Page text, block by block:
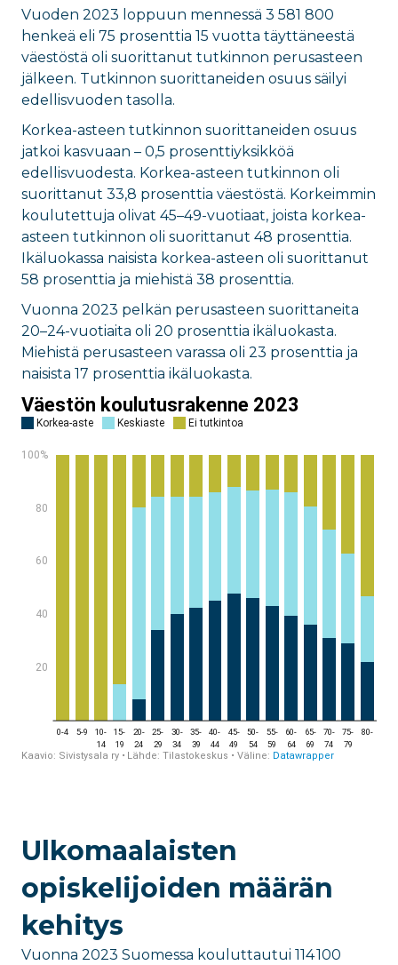
Vuoden 2023 loppuun mennessä 3 581 800
henkeä eli 75 prosenttia 15 vuotta täyttäneestä
väestöstä oli suorittanut tutkinnon perusasteen
jälkeen. Tutkinnon suorittaneiden osuus säilyi
edellisvuoden tasolla.
Korkea-asteen tutkinnon suorittaneiden osuus
jatkoi kasvuaan – 0,5 prosenttiyksikköä
edellisvuodesta. Korkea-asteen tutkinnon oli
suorittanut 33,8 prosenttia väestöstä. Korkeimmin
koulutettuja olivat 45–49-vuotiaat, joista korkea-
asteen tutkinnon oli suorittanut 48 prosenttia.
Ikäluokassa naisista korkea-asteen oli suorittanut
58 prosenttia ja miehistä 38 prosenttia.
Vuonna 2023 pelkän perusasteen suorittaneita
20–24-vuotiaita oli 20 prosenttia ikäluokasta.
Miehistä perusasteen varassa oli 23 prosenttia ja
naisista 17 prosenttia ikäluokasta.
Ulkomaalaisten
opiskelijoiden määrän
kehitys
Vuonna 2023 Suomessa kouluttautui 114 100